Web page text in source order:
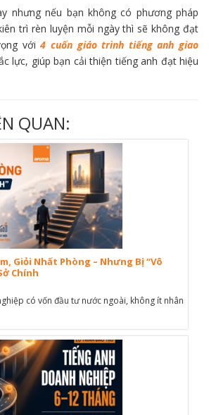
nhưng nếu bạn không có phương pháp
trì rèn luyện mỗi ngày thì sẽ không đạt
với4 cuốn giáo trình tiếng anh giao
lực, giúp bạn cải thiện tiếng anh đạt hiệu
QUAN:
Giỏi Nhất Phòng – Nhưng Bị “Vô
Chính
có vốn đầu tư nước ngoài, không ít nhân